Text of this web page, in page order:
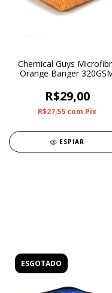
Chemical Guys
Orange Banger
R$29,00
R$27,55 com Pix
ESPIAR
ESGOTADO